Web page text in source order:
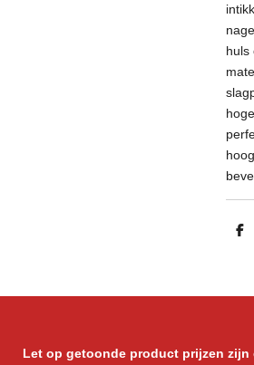
huls
D
Let op getoonde product prijzen zijn